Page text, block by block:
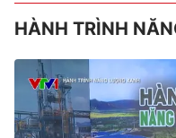
HÀNH TRÌNH